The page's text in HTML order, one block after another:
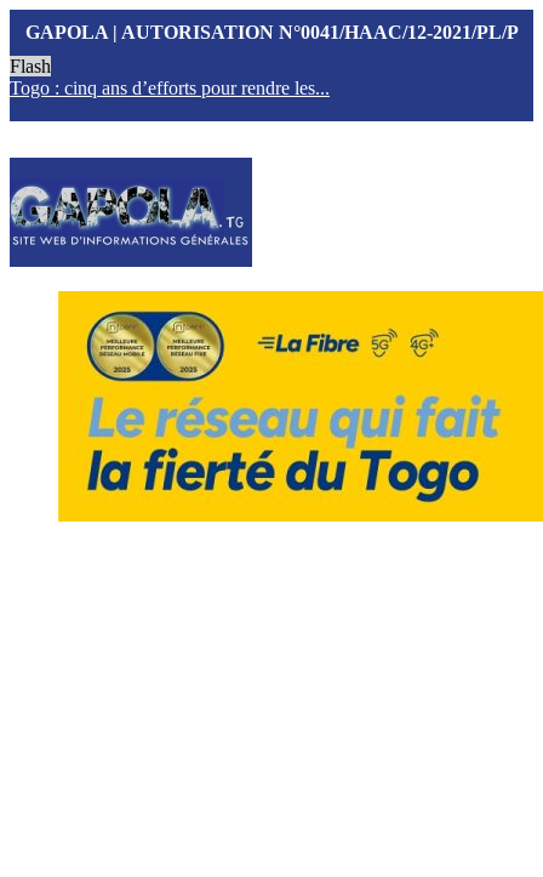
GAPOLA | AUTORISATION N°0041/HAAC/12-2021/PL/P
Flash
Togo : cinq ans d’efforts pour rendre les...